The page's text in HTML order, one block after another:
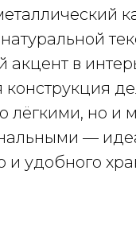
акцент в
конструкция
лёгкими, но и
—
и удобного